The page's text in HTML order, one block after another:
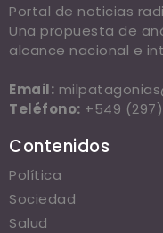
Portal de noticias
Una propuesta de
alcance nacional e
Email:
Teléfono: +549
Contenidos
Política
Sociedad
Salud